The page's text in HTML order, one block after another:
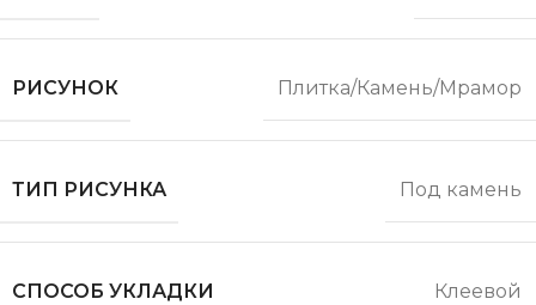
РИСУНОК Плитка/Камень/Мрамор
ТИП РИСУНКА Под камень
СПОСОБ УКЛАДКИ Клеевой